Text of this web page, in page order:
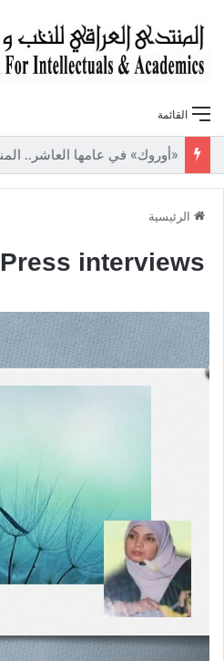
القائمة
الرئيسية
Press interviews